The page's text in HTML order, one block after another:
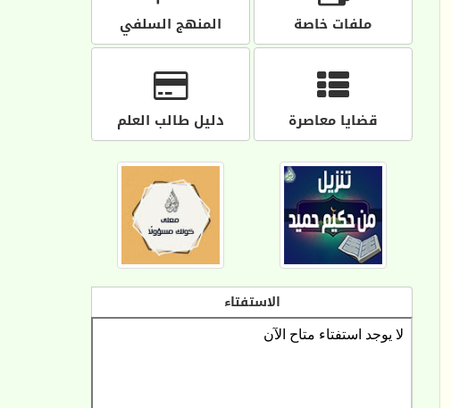
ملفات خاصة المنهج السلفي
قضايا معاصرة دليل طالب العلم
الاستفتاء